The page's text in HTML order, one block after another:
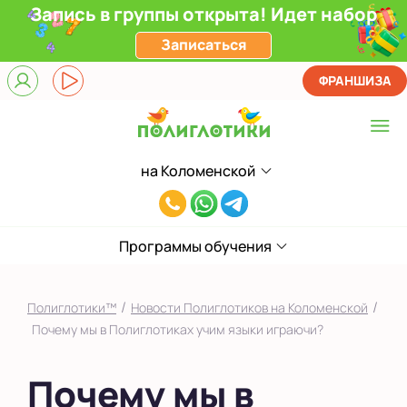
Запись в группы открыта! Идет набор
Записаться
на Коломенской
Выберите центр
Верхние Лихоборы
ЖК Прокшино
Филевский парк
в Южном Бутово
8(929)520-
80
ФРАНШИЗА
Программы обучения
Полиглотики™ / Новости Полиглотиков на Коломенской /
Почему мы в Полиглотиках учим языки играючи?
Почему мы в